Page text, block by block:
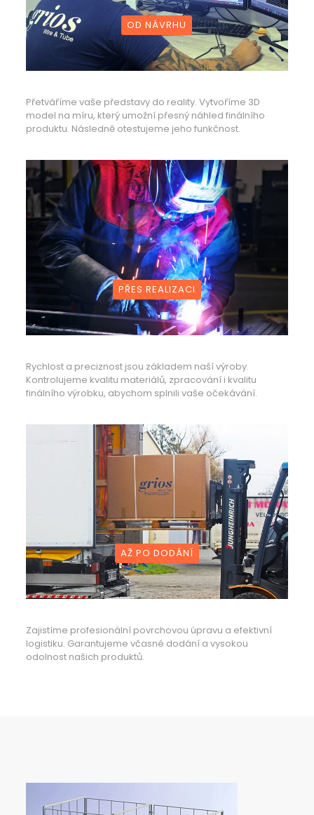
OD NÁVRHU
Přetváříme vaše představy do reality. Vytvoříme 3D
model na míru, který umožní přesný náhled finálního
produktu. Následně otestujeme jeho funkčnost.
PŘES REALIZACI
Rychlost a preciznost jsou základem naší výroby.
Kontrolujeme kvalitu materiálů, zpracování i kvalitu
finálního výrobku, abychom splnili vaše očekávání.
AŽ PO DODÁNÍ
Zajistíme profesionální povrchovou úpravu a efektivní
logistiku. Garantujeme včasné dodání a vysokou
odolnost našich produktů.